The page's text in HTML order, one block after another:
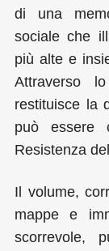
di una
sociale che
più alte e
Attraverso
restituisce la
può essere
Resistenza
Il volume,
mappe e
scorrevole,